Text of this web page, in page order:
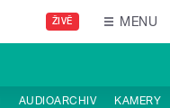
ŽIVĚ MENU
AUDIOARCHIV KAMERY